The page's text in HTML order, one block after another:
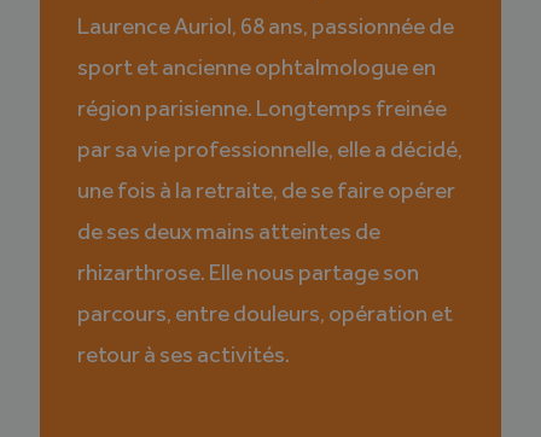
Laurence Auriol, 68 ans, passionnée de
sport et ancienneophtalmologue en
région parisienne. Longtemps freinée
par sa vieprofessionnelle, elle a décidé,
une fois à la retraite, de se faire opérer
deses deux mains atteintes de
rhizarthrose. Elle nous partage son
parcours, entre douleurs, opération et
retour à ses activités.